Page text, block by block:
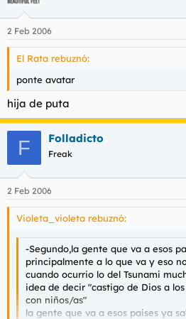
2 Feb 2006
El Rata rebuznó:
ponte avatar
hija de puta
F Folladicto
Freak
2 Feb 2006
Violeta_violeta rebuznó:
-Segundo,la gente que va a esos
principalmente a lo que va y eso
cuando ocurrio lo del Tsunami
idea de decir "castigo de Dios a
con niños/as"
la gente que va a esos paises ya